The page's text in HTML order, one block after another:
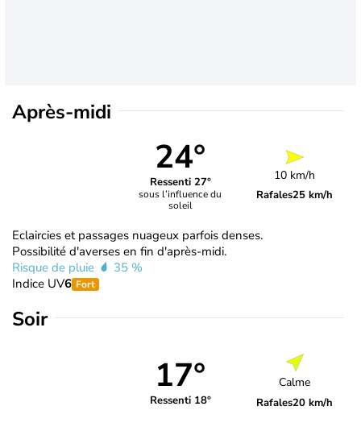
Après-midi
24°
Ressenti 27°
sous l’influence du
soleil
10 km/h
Rafales25 km/h
Eclaircies et passages nuageux parfois denses.
Possibilité d'averses en fin d'après-midi.
Risque de pluie
35 %
Indice UV6 Fort
Soir
17°
Ressenti 18°
Calme
Rafales20 km/h